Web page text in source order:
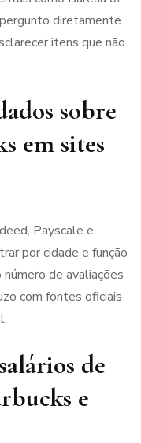
diretamente
itens que não
sobre
em sites
Payscale e
por cidade e função
de avaliações
com fontes oficiais
de
e